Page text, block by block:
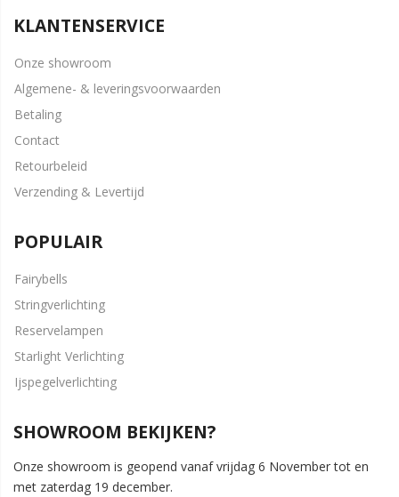
KLANTENSERVICE
Onze showroom
Algemene- & leveringsvoorwaarden
Betaling
Contact
Retourbeleid
Verzending & Levertijd
POPULAIR
Fairybells
Stringverlichting
Reservelampen
Starlight Verlichting
Ijspegelverlichting
SHOWROOM BEKIJKEN?
Onze showroom is geopend vanaf vrijdag 6 November tot en
met zaterdag 19 december.